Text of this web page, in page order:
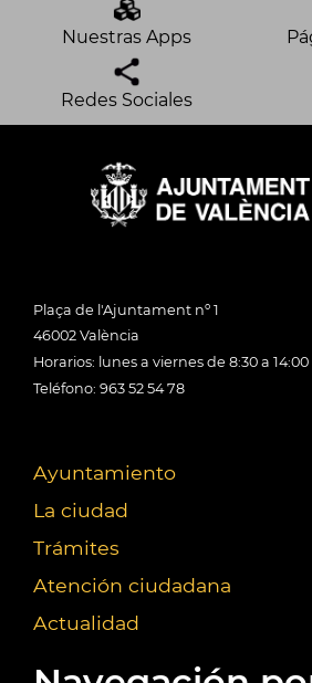
Nuestras Apps
Redes Sociales
Plaça de l'Ajuntament nº 1
46002 València
Horarios: lunes a viernes de 8:30 a
Teléfono: 963 52 54 78
Ayuntamiento
La ciudad
Trámites
Atención ciudadana
Actualidad